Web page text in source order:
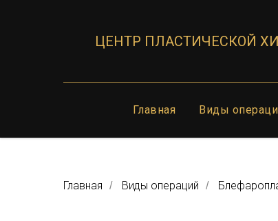
ЦЕНТР ПЛАСТИЧЕСКОЙ
Главная Виды
Главная / Виды операций /